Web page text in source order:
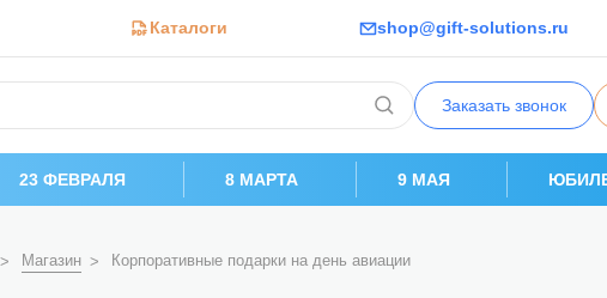
Каталоги shop@gift-solutions.ru
Заказать звонок
23 ФЕВРАЛЯ 8 МАРТА 9 МАЯ
Магазин Корпоративные подарки на день авиации